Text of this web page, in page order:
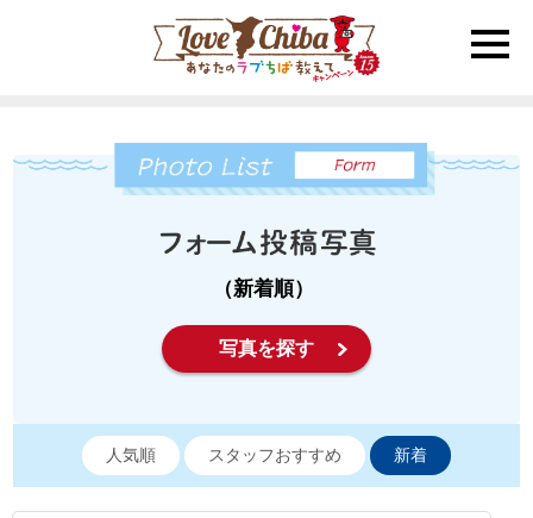
toggle
（新着順）
写真を探す
人気順 スタッフおすすめ 新着